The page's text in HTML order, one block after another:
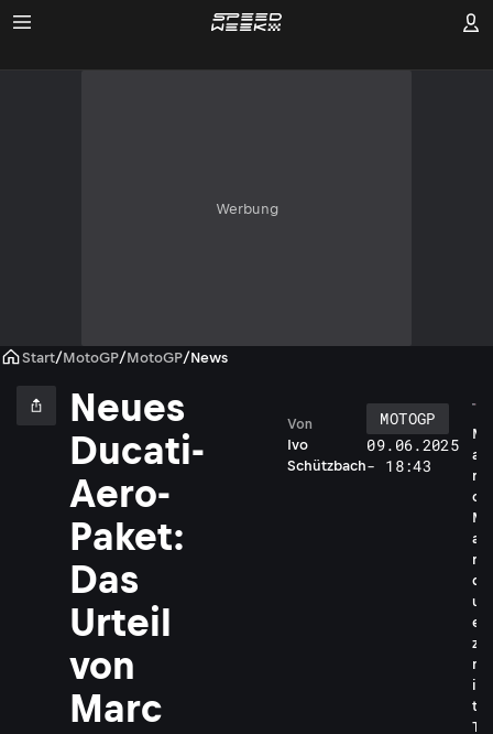
Werbung
Start/MotoGP/MotoGP/News
Neues
Ducati-
Aero-
Paket:
Das
Urteil
von
Marc
Ivo
Schützbach
Von
MOTOGP
09.06.2025
- 18:43
M
a
r
c
M
a
r
q
u
e
z
m
i
t
T